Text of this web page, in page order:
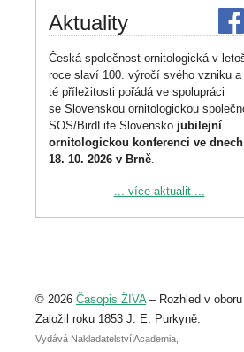
Aktuality
Česká společnost ornitologická v
roce slaví 100. výročí svého vzniku a
té příležitosti pořádá ve spolupráci
se Slovenskou ornitologickou
SOS/BirdLife Slovensko jubilejní
ornitologickou konferenci ve dnech
18. 10. 2026 v Brně.
Podrobnější informace ke konferenci
Registrovat se můžete do 6. září.
abstraktu přihlášené přednášky nebo
posteru je už 30. června.
... více aktualit ...
© 2026 Časopis ŽIVA– Rozhled v
Založil roku 1853 J. E. Purkyně.
Vydává Nakladatelství Academia,